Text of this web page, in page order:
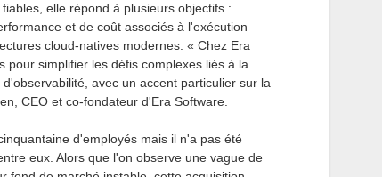
elle répond à plusieurs objectifs :
et de coût associés à l'exécution
cloud-natives modernes. « Chez Era
pour simplifier les défis complexes liés à la
avec un accent particulier sur la
CEO et co-fondateur d'Era Software.
d'employés mais il n'a pas été
eux. Alors que l'on observe une vague de